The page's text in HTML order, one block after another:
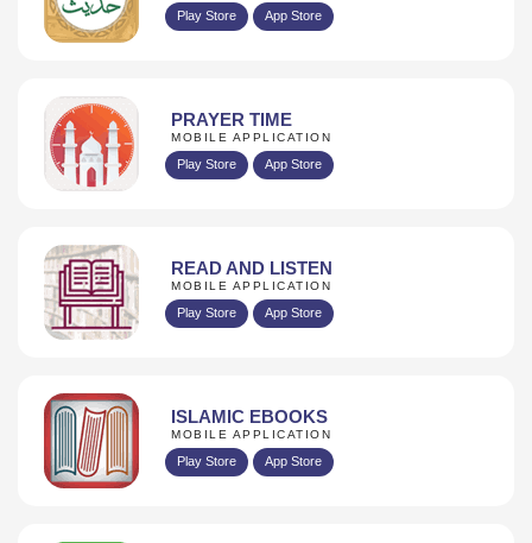
Play Store App Store
PRAYER TIME
MOBILE APPLICATION
Play Store App Store
READ AND LISTEN
MOBILE APPLICATION
Play Store App Store
ISLAMIC EBOOKS
MOBILE APPLICATION
Play Store App Store